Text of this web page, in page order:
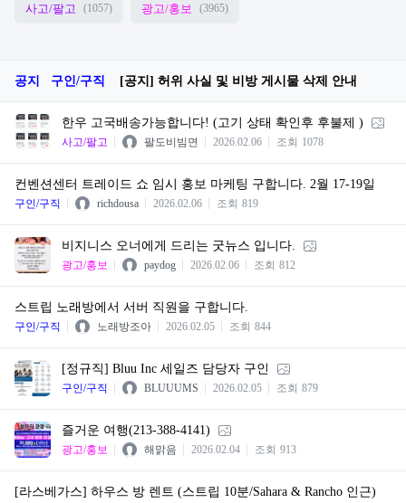
사고/팔고 (1057) 광고/홍보 (3965)
공지 구인/구직 [공지] 허위 사실 및 비방 게시물 삭제 안내
한우 고국배송가능합니다! (고기 상태 확인후 후불제 )
사고/팔고 팔도비빔면 2026.02.06 조회 1078
컨벤션센터 트레이드 쇼 임시 홍보 마케팅 구합니다. 2월 17-19일
구인/구직 richdousa 2026.02.06 조회 819
비지니스 오너에게 드리는 굿뉴스 입니다.
광고/홍보 paydog 2026.02.06 조회 812
스트립 노래방에서 서버 직원을 구합니다.
구인/구직 노래방조아 2026.02.05 조회 844
[정규직] Bluu Inc 세일즈 담당자 구인
구인/구직 BLUUUMS 2026.02.05 조회 879
즐거운 여행(213-388-4141)
광고/홍보 해맑음 2026.02.04 조회 913
​[라스베가스] 하우스 방 렌트 (스트립 10분/Sahara & Rancho 인근)